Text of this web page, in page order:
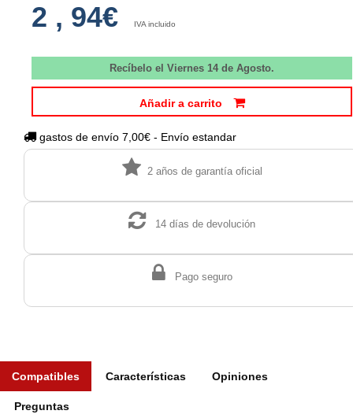
2 , 94€ IVA incluido
Recíbelo el Viernes 14 de Agosto.
Añadir a carrito
gastos de envío 7,00€ - Envío estandar
2 años de garantía oficial
14 días de devolución
Pago seguro
Compatibles Características Opiniones
Preguntas